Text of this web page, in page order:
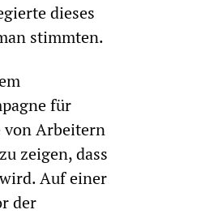
dieses
stimmten.
für
von Arbeitern
zeigen, dass
Auf einer
der